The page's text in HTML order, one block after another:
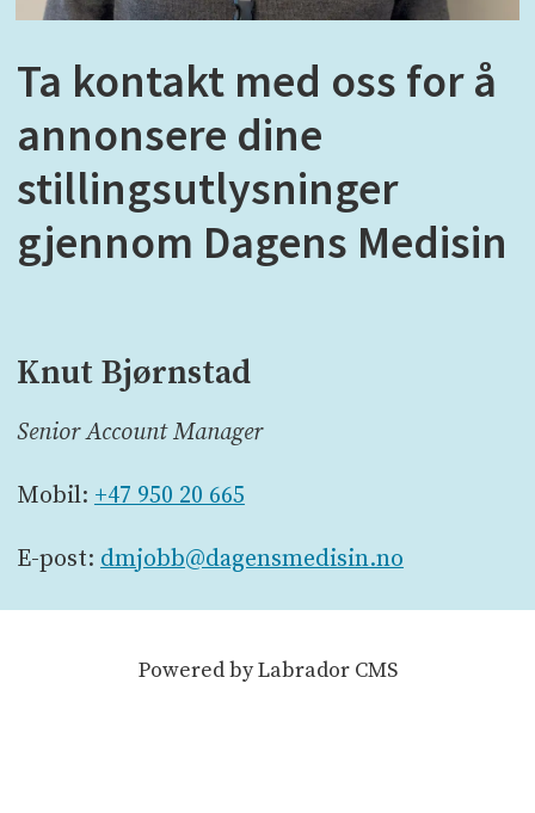
Ta kontakt med oss for å
annonsere dine
stillingsutlysninger
gjennom Dagens Medisin
Knut Bjørnstad
Senior Account Manager
Mobil: +47 950 20 665
E-post: dmjobb@dagensmedisin.no
Powered by Labrador CMS